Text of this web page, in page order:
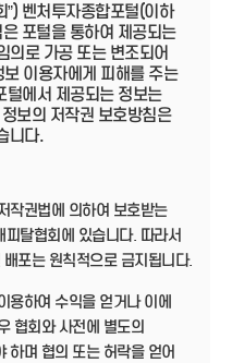
”) 벤처투자종합포털(이하
포털을 통하여 제공되는
의로 가공 또는 변조되어
이용자에게 피해를 주는
털에서 제공되는 정보는
보의 저작권 보호방침은
니다.
작권법에 의하여 보호받는
탈협회에 있습니다. 따라서
포는 원칙적으로 금지됩니다.
용하여 수익을 얻거나 이에
협회와 사전에 별도의
하며 협의 또는 허락을 얻어